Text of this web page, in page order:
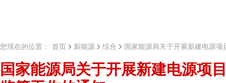
您现在的位置： 首页 新能源 综合 国家能源局关于开展新建电源
国家能源局关于开展新建电源项